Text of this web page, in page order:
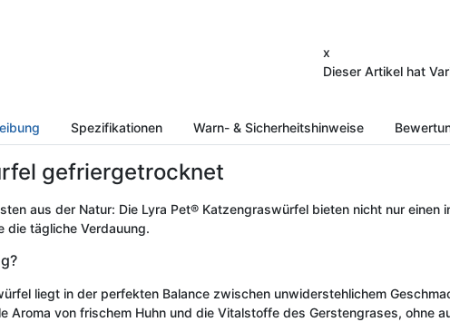
x
Dieser Artikel hat
Spezifikationen Warn- & Sicherheitshinweise
gefriergetrocknet
aus der Natur: Die Lyra Pet® Katzengraswürfel bieten nicht nur
die tägliche Verdauung.
liegt in der perfekten Balance zwischen unwiderstehlichem
Aroma von frischem Huhn und die Vitalstoffe des Gerstengrases, ohne